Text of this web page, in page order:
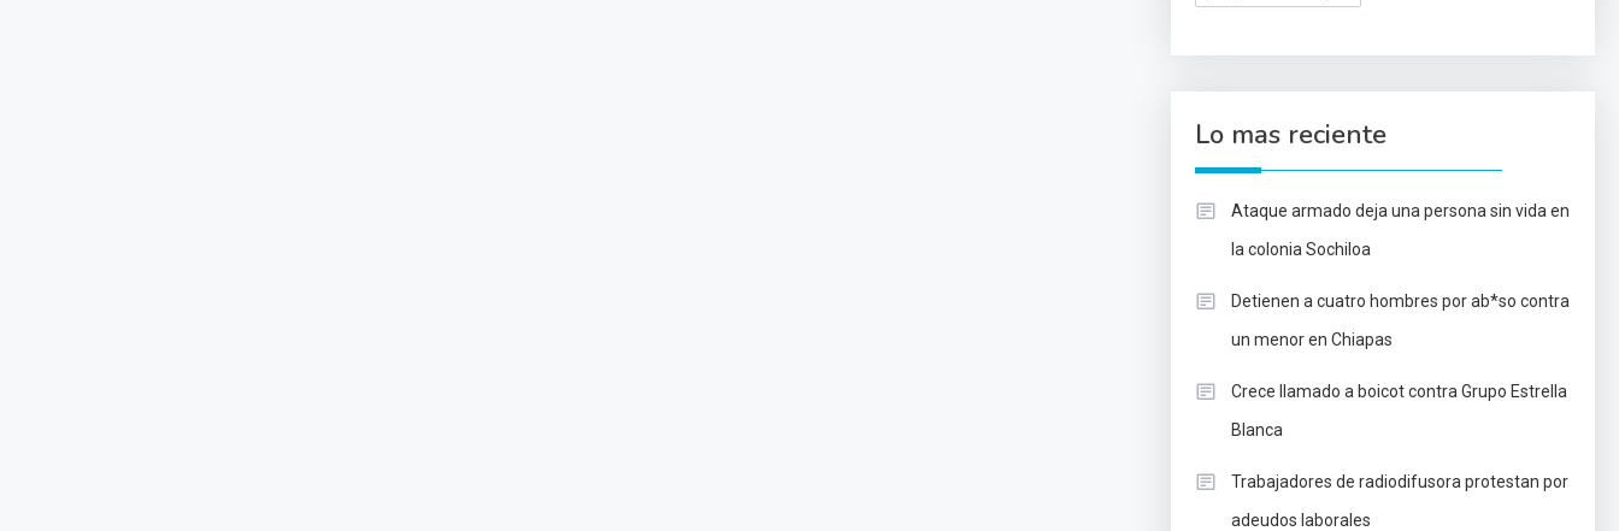
Lo mas reciente
Ataque armado deja una persona sin vida en
la colonia Sochiloa
Detienen a cuatro hombres por ab*so contra
un menor en Chiapas
Crece llamado a boicot contra Grupo Estrella
Blanca
Trabajadores de radiodifusora protestan por
adeudos laborales